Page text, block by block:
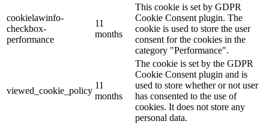
cookielawinfo-
checkbox-
performance
11
months
This cookie is set by GDPR
Cookie Consent plugin. The
cookie is used to store the user
consent for the cookies in the
category "Performance".
viewed_cookie_policy
11
months
The cookie is set by the GDPR
Cookie Consent plugin and is
used to store whether or not user
has consented to the use of
cookies. It does not store any
personal data.